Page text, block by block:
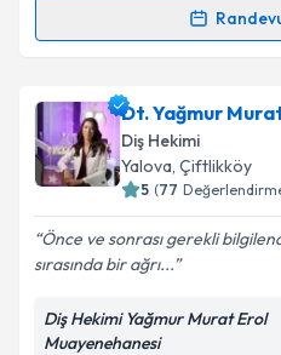
takvim hazırlandığında
E-posta Adresiniz
Kişisel verilerimin
kapsamda
Dt. Yağmur
Diş Hekimi
Yalova, Çiftlikköy
5 (77
Önce ve sonrası gerekli
sırasında bir ağrı...
Diş Hekimi Yağmur Murat Erol
Muayenehanesi